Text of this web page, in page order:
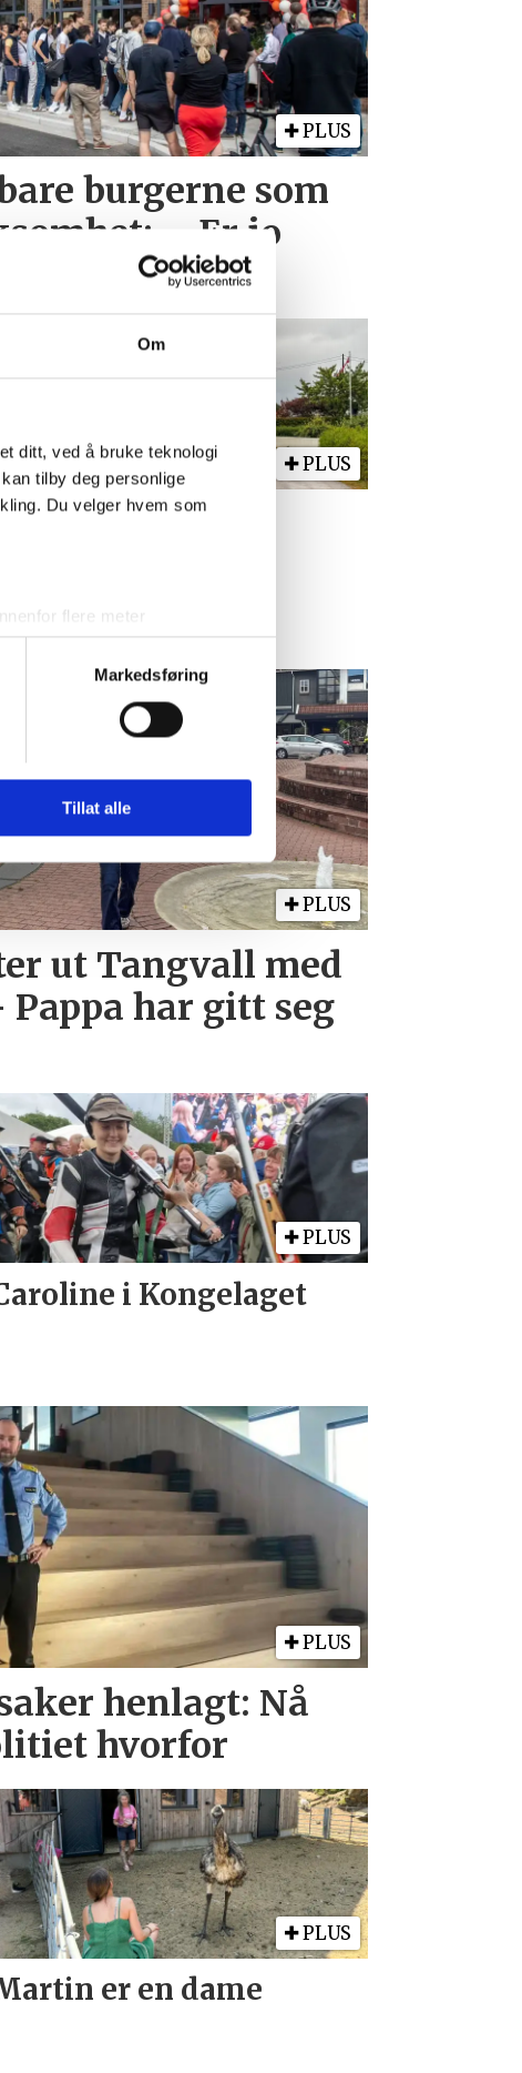
Om
ditt, ved å bruke teknologi
tilby deg personlige
Du velger hvem som
flere meter
hvordan de skal brukes.
med partnerne våre innen
du har gjort tilgjengelig for
Markedsføring
Tillat alle
PLUS
burgerne som
– Er jo
PLUS
skilt skaper
PLUS
ut Tangvall med
Pappa har gitt seg
PLUS
i Kongelaget
PLUS
henlagt: Nå
hvorfor
PLUS
er en dame